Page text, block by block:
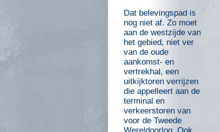
Dat belevingspad is
nog niet af. Zo moet
aan de westzijde van
het gebied, niet ver
van de oude
aankomst- en
vertrekhal, een
uitkijktoren verrijzen
die appelleert aan de
terminal en
verkeerstoren van
voor de Tweede
Wereldoorlog. Ook